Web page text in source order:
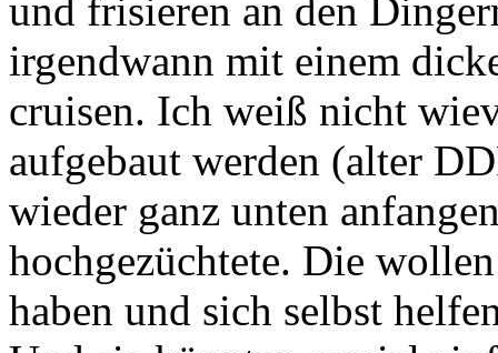
und frisieren an den
irgendwann mit einem
cruisen. Ich weiß nicht
aufgebaut werden (alter
wieder ganz unten
hochgezüchtete. Die
haben und sich selbst